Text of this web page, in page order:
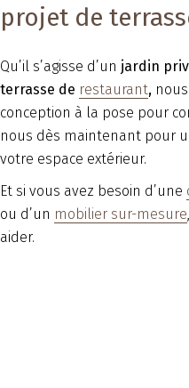
projet de
Qu’il s’agisse d’un jardin
terrasse de restaurant,
conception à la pose pour
nous dès maintenant pour
votre espace extérieur.
Et si vous avez besoin d’une
ou d’un mobilier sur-mesure
aider.